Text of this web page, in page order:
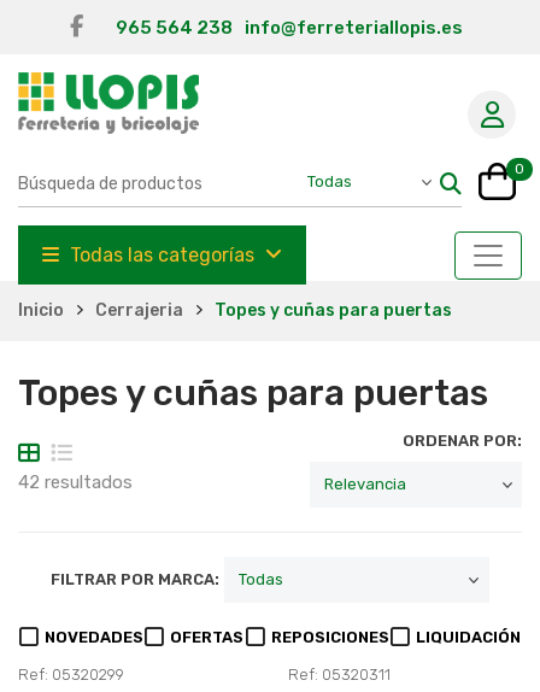
965 564 238 info@ferreteriallopis.es
0
Todas las categorías
Inicio Cerrajeria Topes y cuñas para puertas
Topes y cuñas para puertas
42 resultados
ORDENAR POR:
FILTRAR POR MARCA:
NOVEDADES OFERTAS REPOSICIONES LIQUIDACIÓN
Ref: 05320299 Ref: 05320311